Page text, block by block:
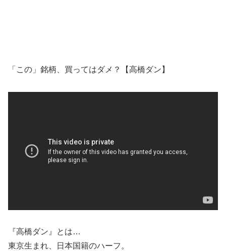
「この」銘柄、買ってはダメ？【高橋ダン】
『高橋ダン』とは…
東京生まれ、日本国籍のハーフ。